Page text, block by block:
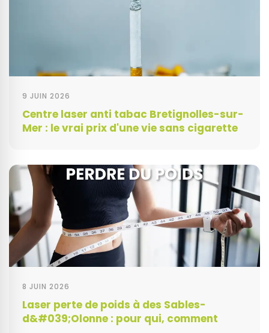
9 JUIN 2026
Centre laser anti tabac Bretignolles-sur-
Mer : le vrai prix d'une vie sans cigarette
8 JUIN 2026
Laser perte de poids à des Sables-
d&#039;Olonne : pour qui, comment